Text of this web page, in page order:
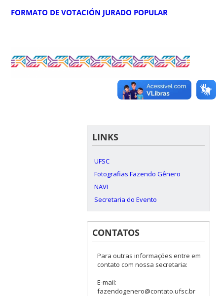
FORMATO DE VOTACIÓN JURADO POPULAR
LINKS
UFSC
Fotografias Fazendo Gênero
NAVI
Secretaria do Evento
CONTATOS
Para outras informações entre em
contato com nossa secretaria:
E-mail:
fazendogenero@contato.ufsc.br